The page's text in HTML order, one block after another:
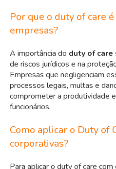
Por que o duty of care
empresas?
A importância do duty of care
de riscos jurídicos e na
Empresas que negligenciam
processos legais, multas e
comprometer a produtividade
funcionários.
Como aplicar o Duty of
corporativas?
Para aplicar o duty of care